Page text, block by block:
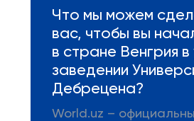
Что мы можем
вас, чтобы вы
в стране Венгрия
заведении
Дебрецена?
World.uz –